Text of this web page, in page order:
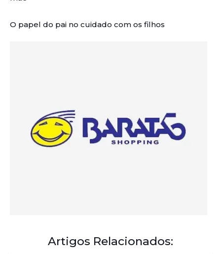
O papel do pai no cuidado com os filhos
Artigos Relacionados: